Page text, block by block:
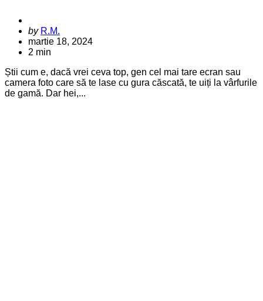
Posted
by
by R.M.
martie 18, 2024
2 min
Știi cum e, dacă vrei ceva top, gen cel mai tare ecran sau
camera foto care să te lase cu gura căscată, te uiți la vârfurile
de gamă. Dar hei,...